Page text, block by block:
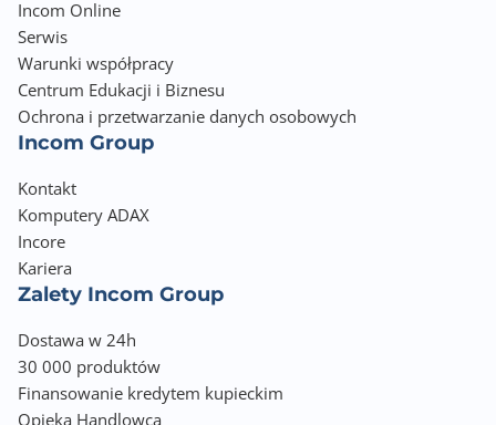
Incom Online
Serwis
Warunki współpracy
Centrum Edukacji i Biznesu
Ochrona i przetwarzanie danych osobowych
Incom Group
Kontakt
Komputery ADAX
Incore
Kariera
Zalety Incom Group
Dostawa w 24h
30 000 produktów
Finansowanie kredytem kupieckim
Opieka Handlowca